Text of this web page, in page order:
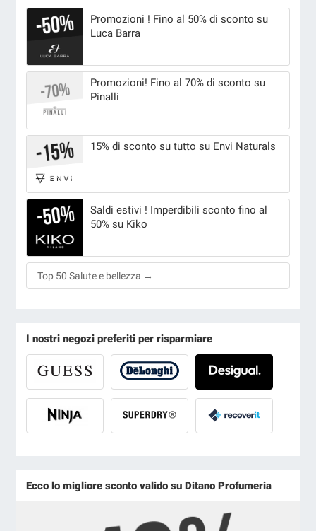
Promozioni ! Fino al 50% di sconto su
Luca Barra
Promozioni! Fino al 70% di sconto su
Pinalli
15% di sconto su tutto su Envi Naturals
Saldi estivi ! Imperdibili sconto fino al
50% su Kiko
Top 50 Salute e bellezza →
I nostri negozi preferiti per risparmiare
Ecco lo migliore sconto valido su Ditano Profumeria